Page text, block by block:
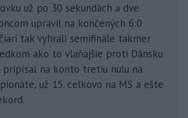
už po 30 sekundách a dve
upravil na končených 6:0
tak vyhrali semifinále takmer
ako to vlaňajšie proti Dánsku
pripísal na konto tretiu nulu na
už 15. celkovo na MS a ešte